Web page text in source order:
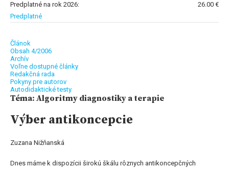
Predplatné na rok 2026:
26.00 €
Predplatné
Článok
Obsah 4/2006
Archív
Voľne dostupné články
Redakčná rada
Pokyny pre autorov
Autodidaktické testy
Téma: Algoritmy diagnostiky a terapie
Výber antikoncepcie
Zuzana Nižňanská
Dnes máme k dispozícii širokú škálu rôznych antikoncepčných